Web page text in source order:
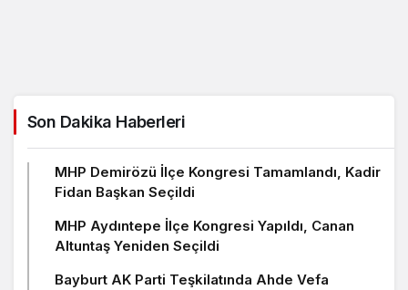
Son Dakika Haberleri
MHP Demirözü İlçe Kongresi Tamamlandı, Kadir
Fidan Başkan Seçildi
MHP Aydıntepe İlçe Kongresi Yapıldı, Canan
Altuntaş Yeniden Seçildi
Bayburt AK Parti Teşkilatında Ahde Vefa